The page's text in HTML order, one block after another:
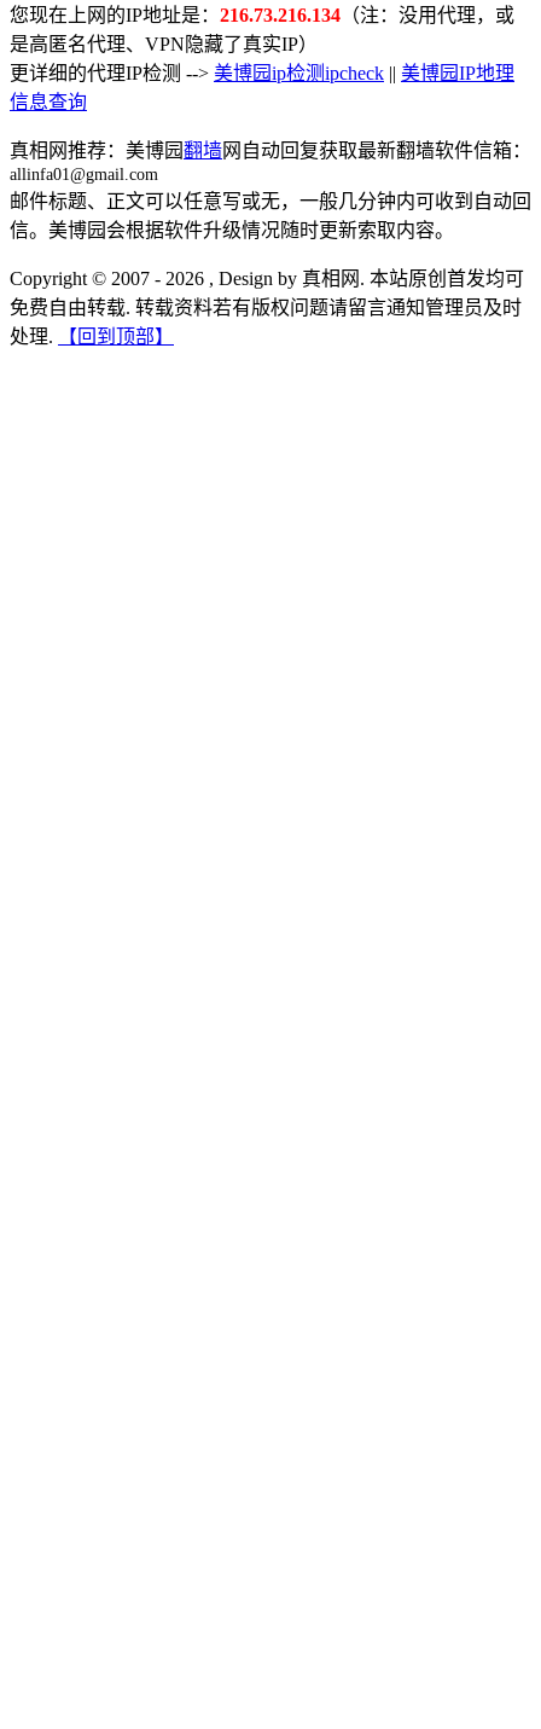
您现在上网的IP地址是： 216.73.216.134 （注：没用代理，或
是高匿名代理、VPN隐藏了真实IP）
更详细的代理IP检测 --> 美博园ip检测ipcheck || 美博园IP地理
信息查询
真相网推荐：美博园翻墙网自动回复获取最新翻墙软件信箱：
allinfa01@gmail.com
邮件标题、正文可以任意写或无，一般几分钟内可收到自动回
信。美博园会根据软件升级情况随时更新索取内容。
Copyright © 2007 - 2026 , Design by 真相网. 本站原创首发均可
免费自由转载. 转载资料若有版权问题请留言通知管理员及时
处理.
【回到顶部】